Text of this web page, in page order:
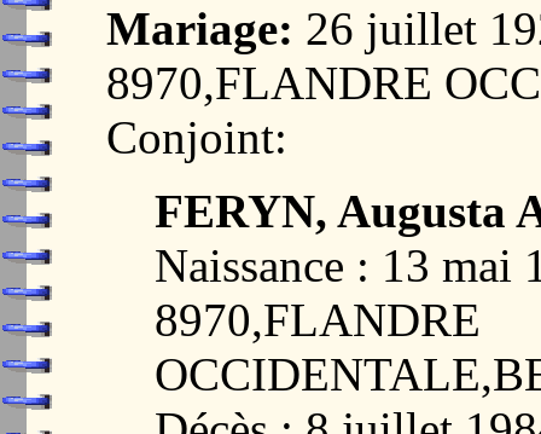
Mariage: 26 juillet
8970,FLANDRE
Conjoint:
FERYN, Augusta
Naissance : 13 mai
8970,FLANDRE